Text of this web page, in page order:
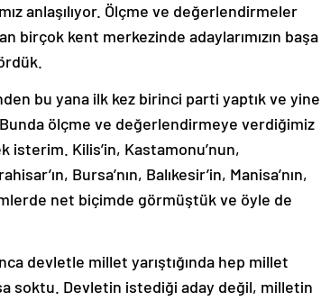
anlaşılıyor. Ölçme ve değerlendirmeler
birçok kent merkezinde adaylarımızın başa
bu yana ilk kez birinci parti yaptık ve yine
ölçme ve değerlendirmeye verdiğimiz
isterim. Kilis’in, Kastamonu’nun,
Bursa’nın, Balıkesir’in, Manisa’nın,
net biçimde görmüştük ve öyle de
devletle millet yarıştığında hep millet
soktu. Devletin istediği aday değil, milletin